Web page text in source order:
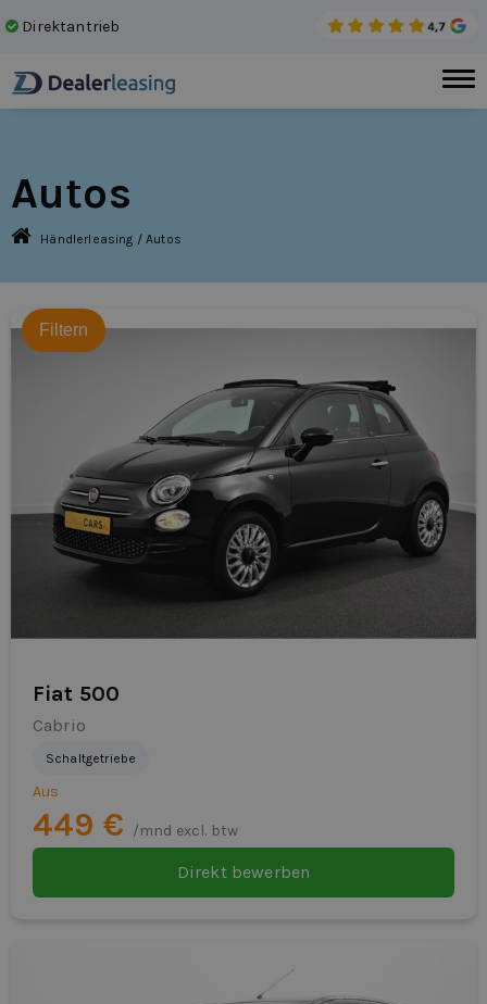
Direktantrieb
Autos
Händlerleasing /Autos
Filtern
Fiat 500
Cabrio
Schaltgetriebe
Aus
449 € /mnd excl. btw
Direkt bewerben